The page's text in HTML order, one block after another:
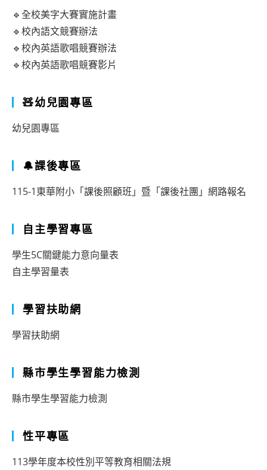
在
職
進
修
分
🔹全校美字大賽實施計畫
🔹校內語文競賽辦法
🔹校內英語歌唱競賽辦法
🔹校內英語歌唱競賽影片
🧸幼兒園專區
幼兒園專區
🔔課後專區
115-1東華附小「課後照顧班」暨「課後社團」網路報名
自主學習專區
學生5C關鍵能力意向量表
自主學習量表
學習扶助網
學習扶助網
縣市學生學習能力檢測
縣市學生學習能力檢測
性平專區
113學年度本校性別平等教育相關法規